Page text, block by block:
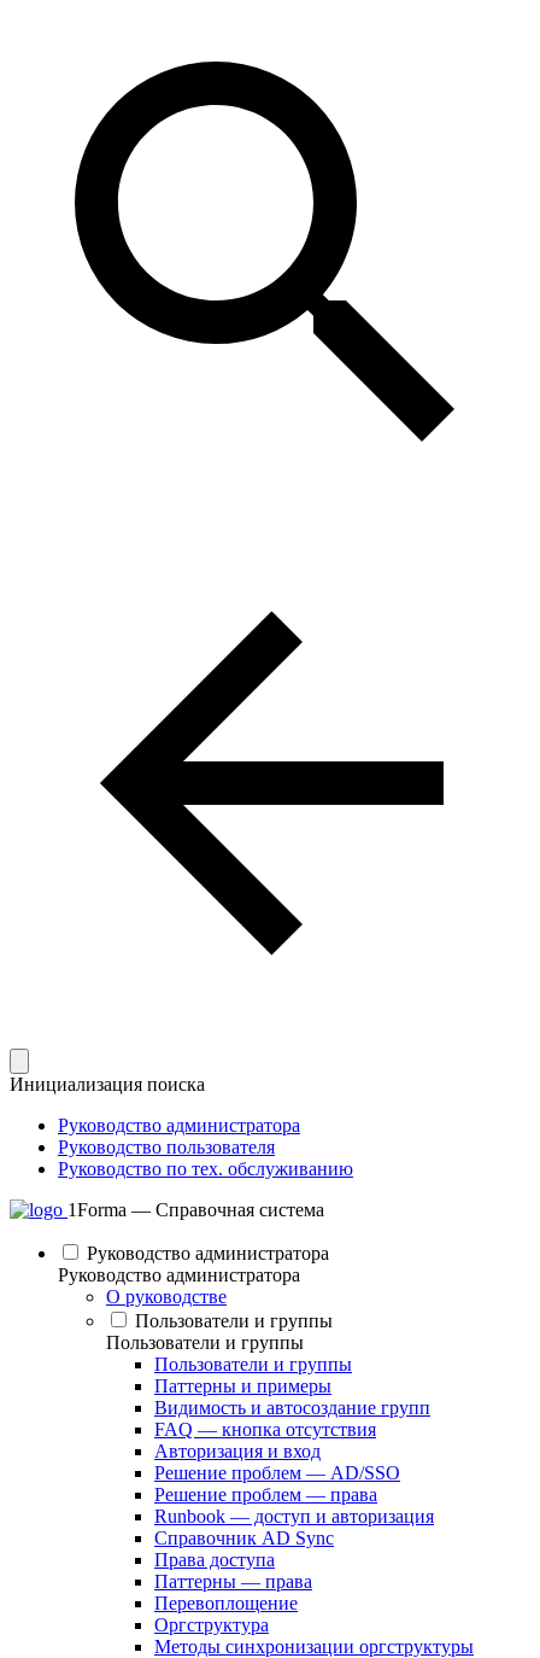
Инициализация поиска
Руководство администратора
Руководство пользователя
Руководство по тех. обслуживанию
1Forma — Справочная система
Руководство администратора
Руководство администратора
О руководстве
Пользователи и группы
Пользователи и группы
Пользователи и группы
Паттерны и примеры
Видимость и автосоздание групп
FAQ — кнопка отсутствия
Авторизация и вход
Решение проблем — AD/SSO
Решение проблем — права
Runbook — доступ и авторизация
Справочник AD Sync
Права доступа
Паттерны — права
Перевоплощение
Оргструктура
Методы синхронизации оргструктуры